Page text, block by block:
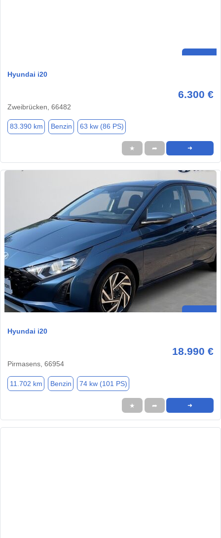
Hyundai i20
6.300 €
Zweibrücken, 66482
83.390 km Benzin 63 kw (86 PS)
★ ➦ ➜
Hyundai i20
18.990 €
Pirmasens, 66954
11.702 km Benzin 74 kw (101 PS)
★ ➦ ➜